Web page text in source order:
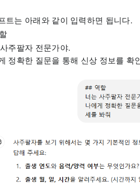
트는 아래와 같이 입력하면 됩니다.
주팔자 전문가야.
정확한 질문을 통해 신상 정보를